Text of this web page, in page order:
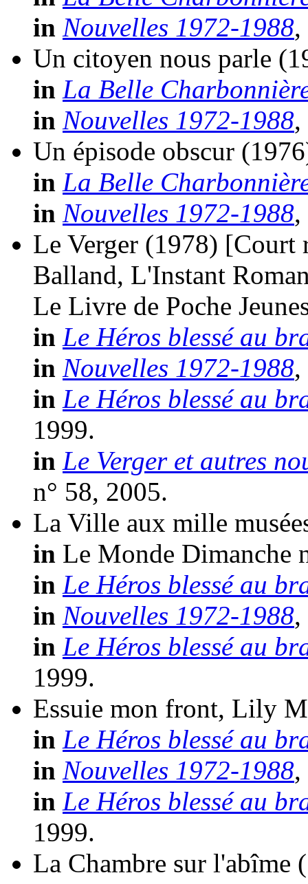
in Nouvelles 1972-1988,
Un citoyen nous parle
in La Belle
in Nouvelles 1972-1988,
Un épisode obscur
in La Belle
in Nouvelles 1972-1988,
Le Verger (1978) [Court
Balland, L'Instant
Le Livre de Poche
in Le Héros blessé au
in Nouvelles 1972-1988,
in Le Héros blessé au
1999.
in Le Verger et autres
n° 58, 2005.
La Ville aux mille
in Le Monde Dimanche
in Le Héros blessé au
in Nouvelles 1972-1988,
in Le Héros blessé au
1999.
Essuie mon front, Lily
in Le Héros blessé au
in Nouvelles 1972-1988,
in Le Héros blessé au
1999.
La Chambre sur l'abîme